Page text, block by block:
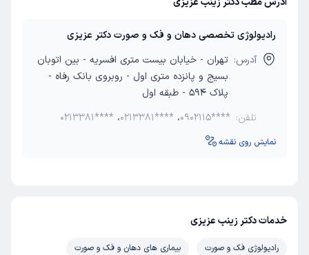
رادیولوژی تخصصی دهان و فک و صورت دکتر عزیزی
آدرس: تهران - خیابان بیست متری افسریه - بین اتوبان
بسیج و پانزده متری اول - روبروی بانک رفاه -
پلاک 594 - طبقه اول
تلفن:
0213381**** ،0213381**** ،0902115****
نمایش روی نقشه
خدمات دکتر زینب عزیزی
رادیولوژی فک و صورت بیماری های دهان و فک و صورت